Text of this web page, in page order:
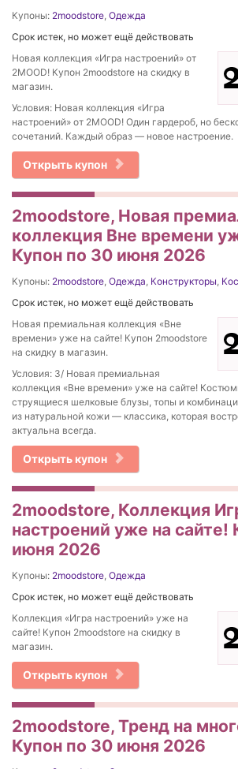
Купоны: 2moodstore, Одежда
Срок истек, но может ещё действовать
Новая коллекция «Игра настроений» от
2MOOD! Купон 2moodstore на скидку в
магазин.
Условия: Новая коллекция «Игра
настроений» от 2MOOD! Один гардероб, но
сочетаний. Каждый образ — новое настроение.
Открыть купон
2moodstore, Новая
коллекция Вне времени
Купон по 30 июня 2026
Купоны: 2moodstore, Одежда, Конструкторы,
Срок истек, но может ещё действовать
Новая премиальная коллекция «Вне
времени» уже на сайте! Купон 2moodstore
на скидку в магазин.
Условия: 3/ Новая премиальная
коллекция «Вне времени» уже на сайте!
струящиеся шелковые блузы, топы и
из натуральной кожи — классика, которая
актуальна всегда.
Открыть купон
2moodstore, Коллекция
настроений уже на сайте!
июня 2026
Купоны: 2moodstore, Одежда
Срок истек, но может ещё действовать
Коллекция «Игра настроений» уже на
сайте! Купон 2moodstore на скидку в
магазин.
Открыть купон
2moodstore, Тренд на
Купон по 30 июня 2026